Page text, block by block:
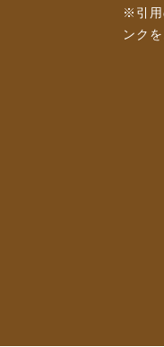
※引用
ンク